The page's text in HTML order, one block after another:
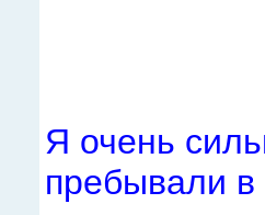
Я очень
пребывали в